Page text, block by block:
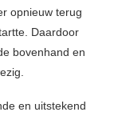
opnieuw terug
Daardoor
bovenhand en
en uitstekend